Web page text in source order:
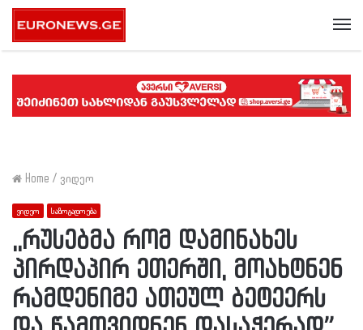
Home / ვიდეო
ვიდეო საზოგადოება
,,რუსებმა რომ დამინახეს
პირდაპირ ეთერში, მოახტნენ
რამდენიმე ათეულ ბეტეერს